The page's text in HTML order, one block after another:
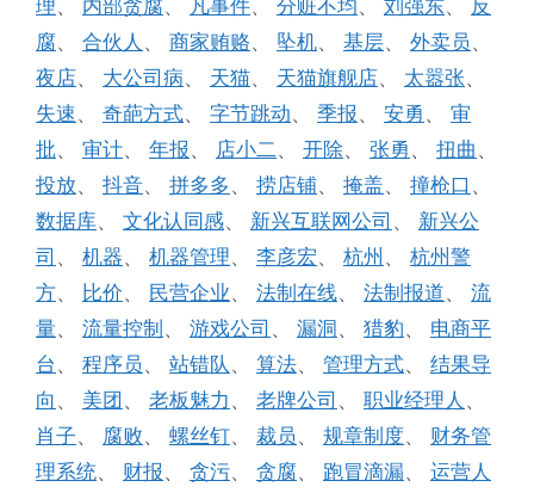
理、 内部贪腐、 凡事件、 分赃不均、 刘强东、 反
腐、 合伙人 、 商家贿赂、 坠机、 基层、 外卖员 、
夜店、 大公司病、 天猫、 天猫旗舰店、 太嚣张、
失速、 奇葩方式、 字节跳动、 季报、 安勇 、 审
批、 审计、 年报、 店小二 、 开除、 张勇 、 扭曲 、
投放、 抖音、 拼多多 、 捞店铺、 掩盖、 撞枪口 、
数据库、 文化认同感、 新兴互联网公司 、 新兴公
司 、 机器、 机器管理、 李彦宏、 杭州 、 杭州警
方、 比价、 民营企业、 法制在线、 法制报道、 流
量、 流量控制、 游戏公司 、 漏洞、 猎豹、 电商平
台 、 程序员 、 站错队 、 算法、 管理方式、 结果导
向 、 美团 、 老板魅力 、 老牌公司 、 职业经理人 、
肖子、 腐败、 螺丝钉、 裁员 、 规章制度、 财务管
理系统、 财报、 贪污、 贪腐、 跑冒滴漏、 运营人